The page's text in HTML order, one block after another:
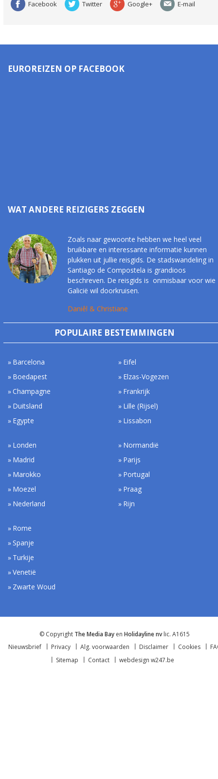
Facebook Twitter Google+ E-mail
EUROREIZEN OP FACEBOOK
WAT ANDERE REIZIGERS ZEGGEN
Zoals naar gewoonte hebben we heel veel
bruikbare en interessante informatie kunnen
plukken uit jullie reisgids. De stadswandeling in
Santiago de Compostela is grandioos
beschreven. De reisgids is onmisbaar voor wie
Galicië wil doorkruisen.
Daniêl & Christiane
POPULAIRE BESTEMMINGEN
Barcelona
Boedapest
Champagne
Duitsland
Egypte
Eifel
Elzas-Vogezen
Frankrijk
Lille (Rijsel)
Lissabon
Londen
Madrid
Marokko
Moezel
Nederland
Normandië
Parijs
Portugal
Praag
Rijn
Rome
Spanje
Turkije
Venetië
Zwarte Woud
© Copyright The Media Bay en Holidayline nvlic. A1615
Nieuwsbrief
Privacy Alg. voorwaarden Disclaimer Cookies
Sitemap
Contact webdesign w247.be